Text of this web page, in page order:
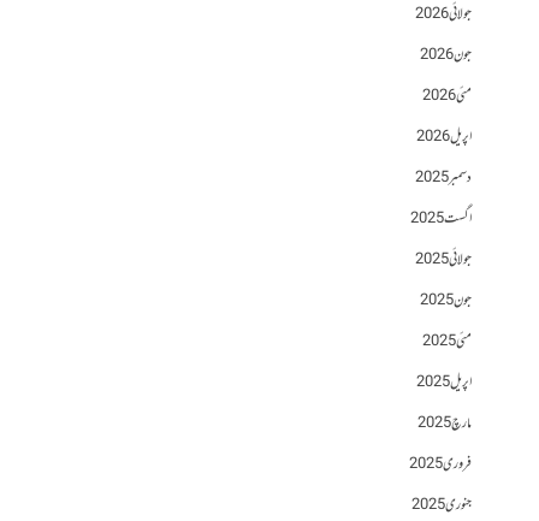
جولائی 2026
جون 2026
مئی 2026
اپریل 2026
دسمبر 2025
اگست 2025
جولائی 2025
جون 2025
مئی 2025
اپریل 2025
مارچ 2025
فروری 2025
جنوری 2025